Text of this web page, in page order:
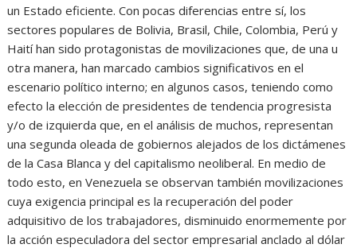
un Estado eficiente. Con pocas diferencias entre sí, los
sectores populares de Bolivia, Brasil, Chile, Colombia, Perú y
Haití han sido protagonistas de movilizaciones que, de una u
otra manera, han marcado cambios significativos en el
escenario político interno; en algunos casos, teniendo como
efecto la elección de presidentes de tendencia progresista
y/o de izquierda que, en el análisis de muchos, representan
una segunda oleada de gobiernos alejados de los dictámenes
de la Casa Blanca y del capitalismo neoliberal. En medio de
todo esto, en Venezuela se observan también movilizaciones
cuya exigencia principal es la recuperación del poder
adquisitivo de los trabajadores, disminuido enormemente por
la acción especuladora del sector empresarial anclado al dólar